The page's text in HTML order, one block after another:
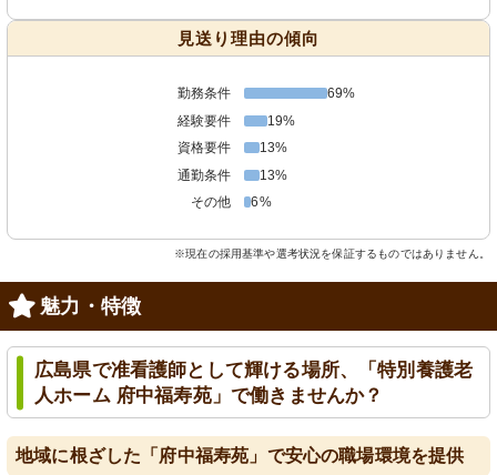
見送り理由の傾向
勤務条件
69%
経験要件
19%
資格要件
13%
通勤条件
13%
その他
6%
※現在の採用基準や選考状況を保証するものではありません。
魅力・特徴
広島県で准看護師として輝ける場所、「特別養護老
人ホーム 府中福寿苑」で働きませんか？
地域に根ざした「府中福寿苑」で安心の職場環境を提供